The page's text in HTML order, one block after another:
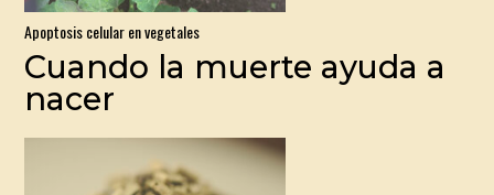
Apoptosis celular en vegetales
Cuando la muerte ayuda a
nacer